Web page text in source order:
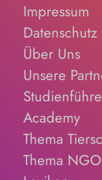
Impressum
Datenschutz
Über Uns
Unsere
Academy
Thema
Thema NGO